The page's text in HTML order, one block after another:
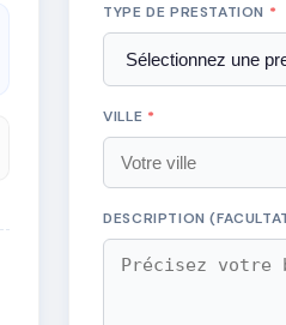
TYPE DE PRESTATION *
VILLE *
DESCRIPTION